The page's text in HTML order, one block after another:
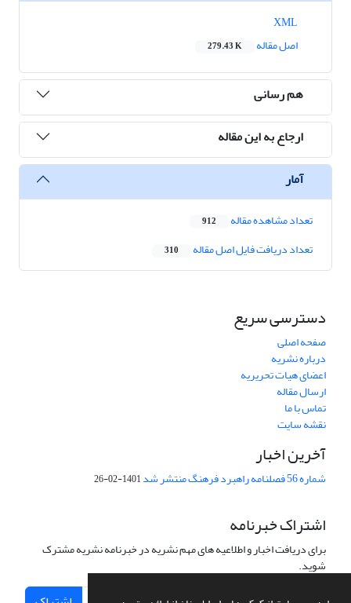
اصل مقاله
279.43 K
هم رسانی
ارجاع به این مقاله
آمار
تعداد مشاهده مقاله 912
تعداد دریافت فایل اصل مقاله 310
دسترسی سریع
صفحه اصلی
درباره نشریه
اعضای هیات تحریریه
ارسال مقاله
تماس با ما
نقشه سایت
آخرین اخبار
شماره 56 فصلنامه راهبرد فرهنگ منتشر شد 1401-02-26
اشتراک خبرنامه
برای دریافت اخبار و اطلاعیه های مهم نشریه در خبرنامه نشریه مشترک
شوید.